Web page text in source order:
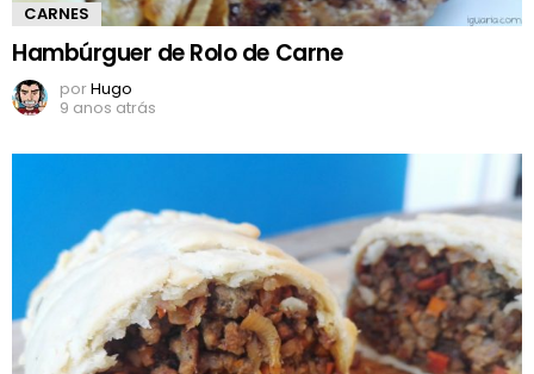
CARNES
Hambúrguer de Rolo de Carne
porHugo
9 anos atrás